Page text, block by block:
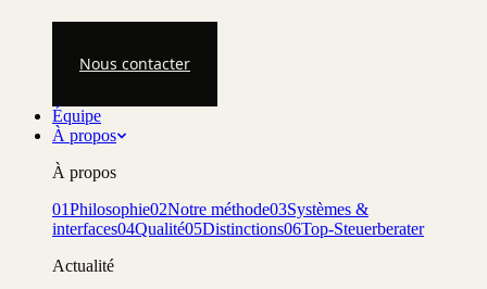
Nous contacter
Équipe
À propos
À propos
01Philosophie02Notre méthode03Systèmes &
interfaces04Qualité05Distinctions06Top-Steuerberater
Actualité